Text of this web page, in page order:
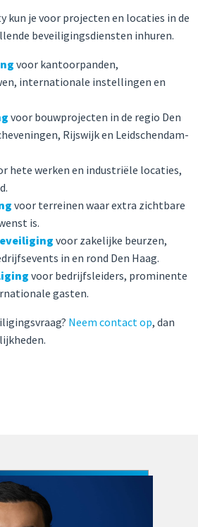
kun je voor projecten en locaties in de
beveiligingsdiensten inhuren.
voor kantoorpanden,
internationale instellingen en
voor bouwprojecten in de regio Den
Rijswijk en Leidschendam-
hete werken en industriële locaties,
voor terreinen waar extra zichtbare
is.
voor zakelijke beurzen,
in en rond Den Haag.
voor bedrijfsleiders, prominente
gasten.
Neem contact op, dan